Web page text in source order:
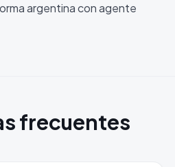
argentina con agente
frecuentes